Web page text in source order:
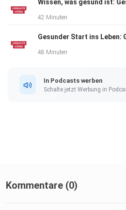
42 Minuten
48 Minuten
In Podcasts werben
Schalte jetzt Werbung in
Kommentare (0)